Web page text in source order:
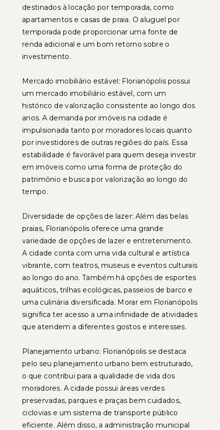
destinados à locação por temporada, como
apartamentos e casas de praia. O aluguel por
temporada pode proporcionar uma fonte de
renda adicional e um bom retorno sobre o
investimento.
Mercado imobiliário estável: Florianópolis possui
um mercado imobiliário estável, com um
histórico de valorização consistente ao longo dos
anos. A demanda por imóveis na cidade é
impulsionada tanto por moradores locais quanto
por investidores de outras regiões do país. Essa
estabilidade é favorável para quem deseja investir
em imóveis como uma forma de proteção do
patrimônio e busca por valorização ao longo do
tempo.
Diversidade de opções de lazer: Além das belas
praias, Florianópolis oferece uma grande
variedade de opções de lazer e entretenimento.
A cidade conta com uma vida cultural e artística
vibrante, com teatros, museus e eventos culturais
ao longo do ano. Também há opções de esportes
aquáticos, trilhas ecológicas, passeios de barco e
uma culinária diversificada. Morar em Florianópolis
significa ter acesso a uma infinidade de atividades
que atendem a diferentes gostos e interesses.
Planejamento urbano: Florianópolis se destaca
pelo seu planejamento urbano bem estruturado,
o que contribui para a qualidade de vida dos
moradores. A cidade possui áreas verdes
preservadas, parques e praças bem cuidados,
ciclovias e um sistema de transporte público
eficiente. Além disso, a administração municipal